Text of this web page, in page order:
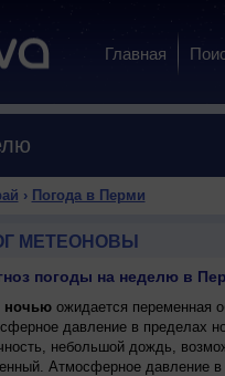
Главная
› Погода в Перми
МЕТЕОНОВЫ
погоды на неделю в
ночьюожидается переменная
давление в пределах
небольшой дождь,
Атмосферное давление